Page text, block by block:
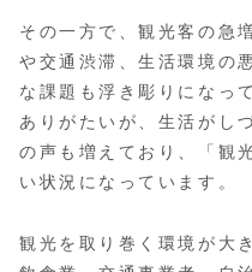
その一方で、観光客の急
や交通渋滞、生活環境の
な課題も浮き彫りになっ
ありがたいが、生活がし
の声も増えており、「観
い状況になっています。
観光を取り巻く環境が大